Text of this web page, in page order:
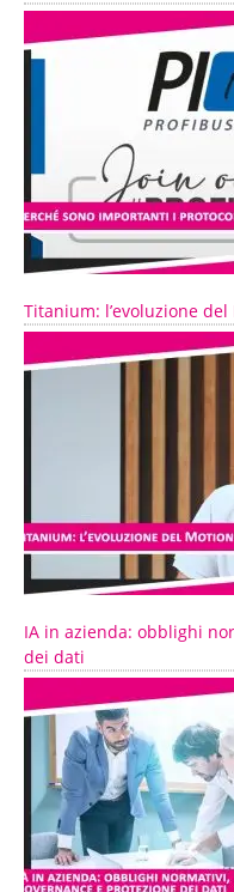
Titanium: l’evoluzione
IA in azienda: obblighi
dei dati